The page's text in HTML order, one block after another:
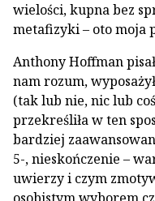
wielości, kupna bez
metafizyki – oto moja
Anthony Hoffman
nam rozum,
(tak lub nie, nic lub
przekreśliła w ten
bardziej
5-, nieskończenie –
uwierzy i czym